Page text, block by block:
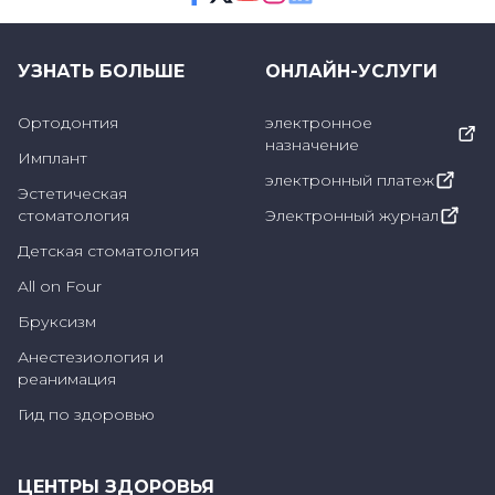
Полимеризация:
После нанесения каждого
пломбировочный материал с помощью
специальной полимеризационной лампы.
Этот этап увеличивает долговечность
композитной пломбы.
окончательно формирует и полирует
пломбировочный материал.
УЗНАТЬ БОЛЬШЕ
Ортодонтия
Имплант
Эстетическая
стоматология
Детская стоматология
All on Four
Бруксизм
Анестезиология и
реанимация
Гид по здоровью
ОНЛАЙН-УСЛУГИ
электронное
назначение
электронный платеж
Электронный журнал
ЦЕНТРЫ ЗДОРОВЬЯ